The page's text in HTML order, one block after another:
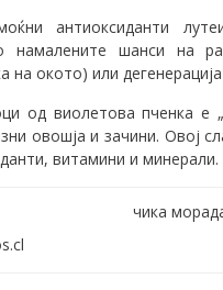
антиоксиданти
намалените шанси на
окото) или
од виолетова пченка е
овошја и зачини. Овој
витамини и минерали.